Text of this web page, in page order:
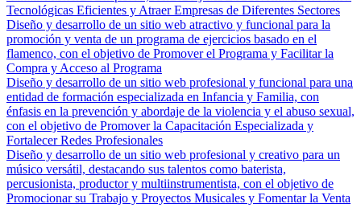
Tecnológicas Eficientes y Atraer Empresas de Diferentes Sectores
Diseño y desarrollo de un sitio web atractivo y funcional para la
promoción y venta de un programa de ejercicios basado en el
flamenco, con el objetivo de Promover el Programa y Facilitar la
Compra y Acceso al Programa
Diseño y desarrollo de un sitio web profesional y funcional para una
entidad de formación especializada en Infancia y Familia, con
énfasis en la prevención y abordaje de la violencia y el abuso sexual,
con el objetivo de Promover la Capacitación Especializada y
Fortalecer Redes Profesionales
Diseño y desarrollo de un sitio web profesional y creativo para un
músico versátil, destacando sus talentos como baterista,
percusionista, productor y multiinstrumentista, con el objetivo de
Promocionar su Trabajo y Proyectos Musicales y Fomentar la Venta